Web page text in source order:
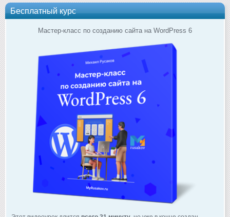
Бесплатный курс
Мастер-класс по созданию сайта на WordPress 6